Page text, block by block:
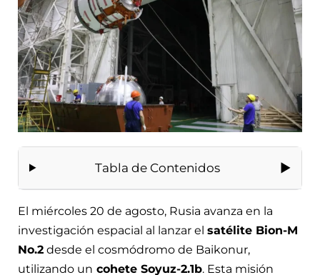
Tabla de Contenidos
El miércoles 20 de agosto, Rusia avanza en la
investigación espacial al lanzar el satélite Bion-M
No.2 desde el cosmódromo de Baikonur,
utilizando un cohete Soyuz-2.1b. Esta misión